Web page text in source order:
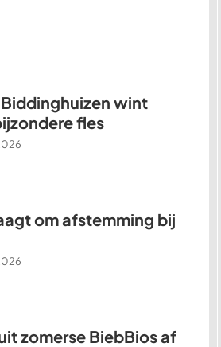
wint
fles
om afstemming bij
zomerse BiebBios af